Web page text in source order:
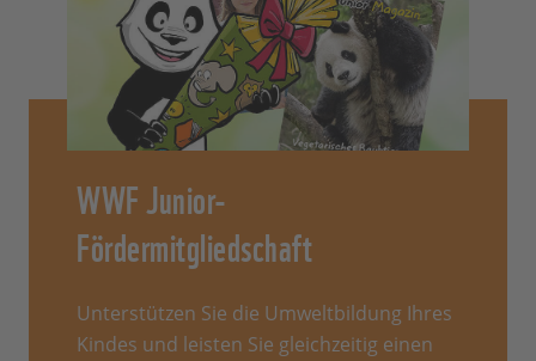
WWF Junior-
Fördermitgliedschaft
Unterstützen Sie die Umweltbildung Ihres
Kindes und leisten Sie gleichzeitig einen